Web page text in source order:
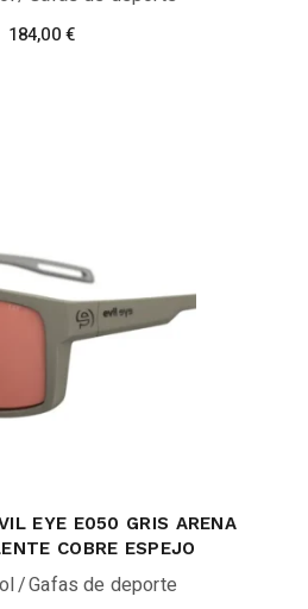
184,00€
EYE E050 GRIS ARENA
COBRE ESPEJO
Gafas de deporte